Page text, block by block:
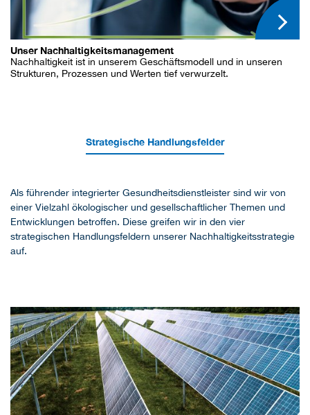
Unser Nachhaltigkeitsmanagement
Nachhaltigkeit ist in unserem Geschäftsmodell und in unseren
Strukturen, Prozessen und Werten tief verwurzelt.
Strategische Handlungsfelder
Als führender integrierter Gesundheitsdienstleister sind wir von
einer Vielzahl ökologischer und gesellschaftlicher Themen und
Entwicklungen betroffen. Diese greifen wir in den vier
strategischen Handlungsfeldern unserer Nachhaltigkeitsstrategie
auf.